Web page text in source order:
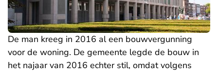
De man kreeg in 2016 al een bouwvergunning
voor de woning. De gemeente legde de bouw in
het najaar van 2016 echter stil, omdat volgens